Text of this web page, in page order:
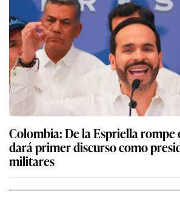
Colombia: De la Espriella
dará primer discurso como
militares